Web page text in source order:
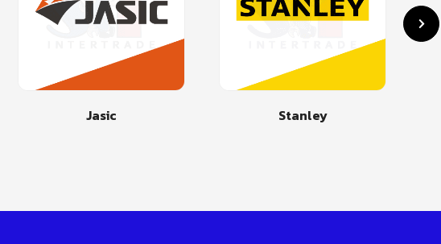
Jasic Stanley